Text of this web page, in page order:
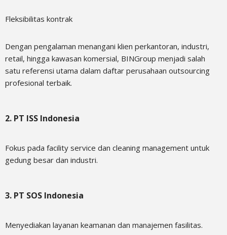
Fleksibilitas kontrak
Dengan pengalaman menangani klien perkantoran, industri,
retail, hingga kawasan komersial, BINGroup menjadi salah
satu referensi utama dalam daftar perusahaan outsourcing
profesional terbaik.
2. PT ISS Indonesia
Fokus pada facility service dan cleaning management untuk
gedung besar dan industri.
3. PT SOS Indonesia
Menyediakan layanan keamanan dan manajemen fasilitas.